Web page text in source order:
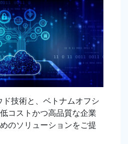
技術と、ベトナムオフシ
コストかつ高品質な企業
のソリューションをご提